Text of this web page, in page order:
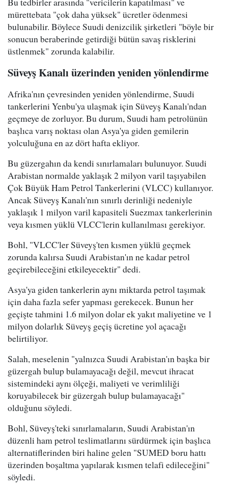
mürettebata "çok daha yüksek" ücretler ödenmesi
bulunabilir. Böylece Suudi denizcilik şirketleri "böyle bir
sonucun beraberinde getirdiği bütün savaş risklerini
üstlenmek" zorunda kalabilir.
Süveyş Kanalı üzerinden yeniden yönlendirme
Afrika'nın çevresinden yeniden yönlendirme, Suudi
tankerlerini Yenbu'ya ulaşmak için Süveyş Kanalı'ndan
geçmeye de zorluyor. Bu durum, Suudi ham petrolünün
başlıca varış noktası olan Asya'ya giden gemilerin
yolculuğuna en az dört hafta ekliyor.
Bu güzergahın da kendi sınırlamaları bulunuyor. Suudi
Arabistan normalde yaklaşık 2 milyon varil taşıyabilen
Çok Büyük Ham Petrol Tankerlerini (VLCC) kullanıyor.
Ancak Süveyş Kanalı'nın sınırlı derinliği nedeniyle
yaklaşık 1 milyon varil kapasiteli Suezmax tankerlerinin
veya kısmen yüklü VLCC'lerin kullanılması gerekiyor.
Bohl, "VLCC'ler Süveyş'ten kısmen yüklü geçmek
zorunda kalırsa Suudi Arabistan'ın ne kadar petrol
geçirebileceğini etkileyecektir" dedi.
Asya'ya giden tankerlerin aynı miktarda petrol taşımak
için daha fazla sefer yapması gerekecek. Bunun her
geçişte tahmini 1.6 milyon dolar ek yakıt maliyetine ve 1
milyon dolarlık Süveyş geçiş ücretine yol açacağı
belirtiliyor.
Salah, meselenin "yalnızca Suudi Arabistan'ın başka bir
güzergah bulup bulamayacağı değil, mevcut ihracat
sistemindeki aynı ölçeği, maliyeti ve verimliliği
koruyabilecek bir güzergah bulup bulamayacağı"
olduğunu söyledi.
Bohl, Süveyş'teki sınırlamaların, Suudi Arabistan'ın
düzenli ham petrol teslimatlarını sürdürmek için başlıca
alternatiflerinden biri haline gelen "SUMED boru hattı
üzerinden boşaltma yapılarak kısmen telafi edileceğini"
söyledi.